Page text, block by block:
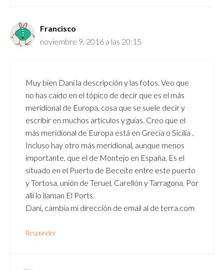
Francisco
noviembre 9, 2016 a las 20:15
Muy bien Dani la descripción y las fotos. Veo que
no has caído en el tópico de decir que es el más
meridional de Europa, cosa que se suele decir y
escribir en muchos artículos y guías. Creo que el
más meridional de Europa está en Grecia o Sicilia .
Incluso hay otro más meridional, aunque menos
importante, que el de Montejo en España, Es el
situado en el Puerto de Beceite entre este puerto
y Tortosa, unión de Teruel, Carellón y Tarragona. Por
allí lo llaman El Ports.
Dani, cambia mi dirección de email al de terra.com
Responder